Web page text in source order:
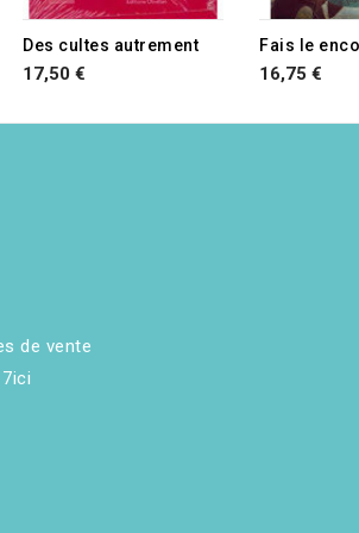
Des cultes autrement
17,50 € 16,75 €
de vente